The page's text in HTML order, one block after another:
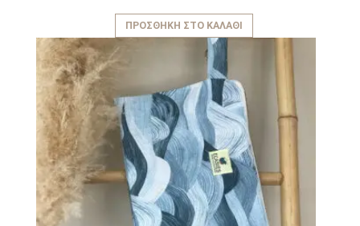
ΠΡΟΣΘΉΚΗ ΣΤΟ ΚΑΛΆΘΙ